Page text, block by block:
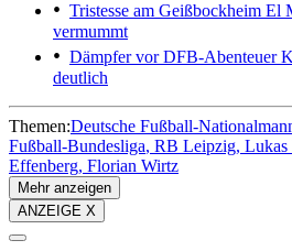
Tristesse am Geißbockheim El
vermummt
Dämpfer vor DFB-Abenteuer
deutlich
Themen:Deutsche Fußball-
Fußball-Bundesliga RB Leipzig
Effenberg Florian Wirtz
Mehr anzeigen
ANZEIGE X